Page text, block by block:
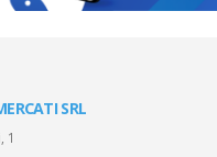
SRL
1